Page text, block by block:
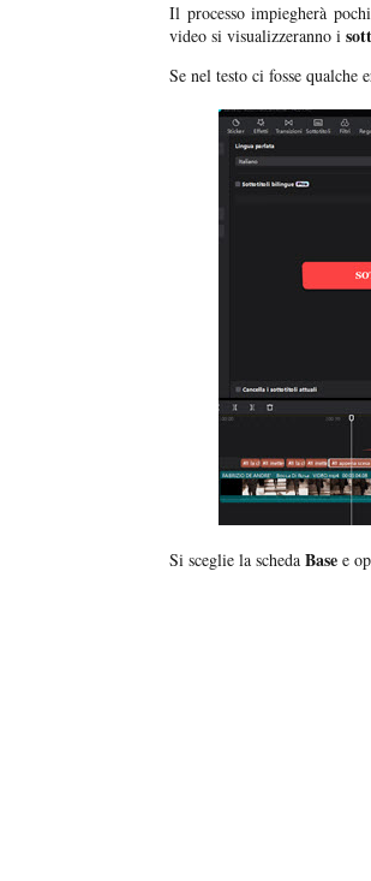
Il processo impiegherà
video si visualizzeranno i
Se nel testo ci fosse
Si sceglie la scheda Base e